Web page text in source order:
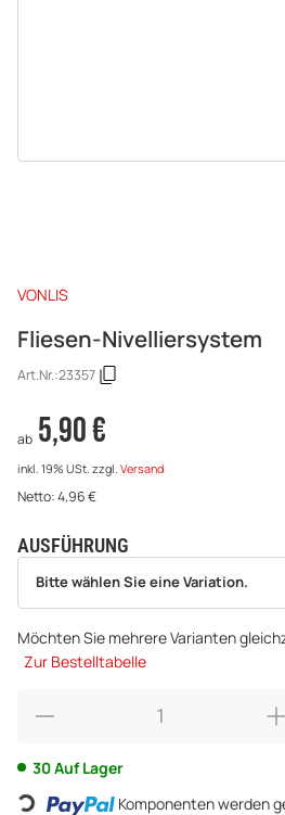
VONLIS
Fliesen-Nivelliersystem
Art.Nr.:23357
ab 5,90 €
inkl. 19% USt. zzgl. Versand
Netto:4,96€
AUSFÜHRUNG
wählen
Bitte wählen Sie eine Variation.
Möchten Sie mehrere Varianten
Zur Bestelltabelle
30 Auf Lager
Loading... Komponenten werden